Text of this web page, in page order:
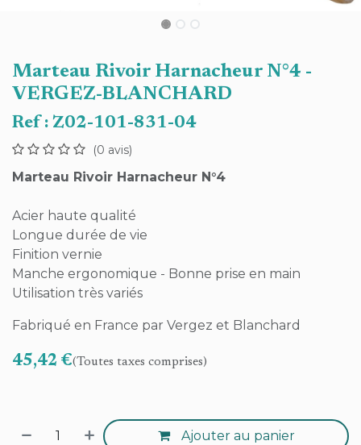
Marteau Rivoir Harnacheur N°4 -
VERGEZ-BLANCHARD
Ref : Z02-101-831-04
(0 avis)
Marteau Rivoir Harnacheur N°4
Acier haute qualité
Longue durée de vie
Finition vernie
Manche ergonomique - Bonne prise en main
Utilisation très variés
Fabriqué en France par Vergez et Blanchard
45,42 €(Toutes taxes comprises)
Ajouter au panier